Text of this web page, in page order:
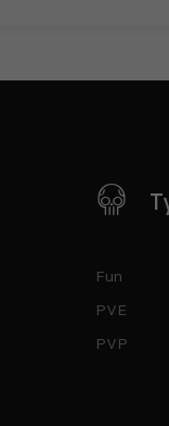
Fun
PVE
PVP